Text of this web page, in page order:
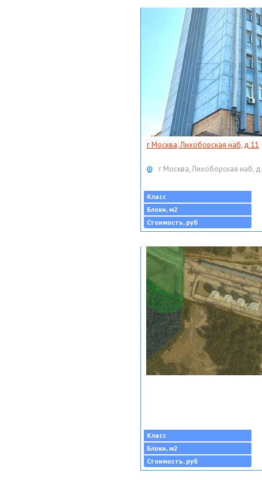
г Москва, Лихоборская наб, д 11
г Москва, Лихоборская наб,
Класс
Блоки, м2
Стоимость, руб
Класс
Блоки, м2
Стоимость, руб